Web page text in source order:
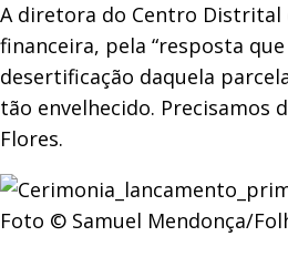
A diretora do Centro Distrital
financeira, pela “resposta
desertificação daquela
tão envelhecido. Precisamos
Flores.
Foto © Samuel Mendonça/